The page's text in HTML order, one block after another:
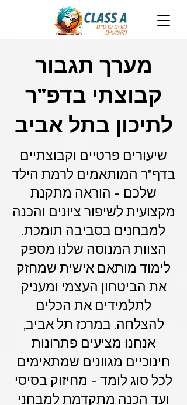
מערך תגבור
קבוצתי בדפ"ר
לתיכון בתל אביב
שיעורים פרטיים וקבוצתיים
בדף"ר המותאמים לרמת הילד
שלכם - הוראה מתקנת
מקצועית לשיפור ציונים והכנה
למבחנים בסביבה תומכת.
הצוות המנוסה שלנו מספק
לימוד מותאם אישית שמחזק
את הביטחון העצמי ומעניק
לתלמידים את הכלים
להצלחה. במרכז תל אביב,
אנחנו מציעים פתרונות
חינוכיים מגוונים שמתאימים
לכל סוג לומד - מחיזוק בסיסי
ועד הכנה מתקדמת למבחני